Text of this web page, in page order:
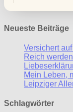
Neueste Beiträge
Versichert
Reich
Mein Leben,
Leipziger
Schlagwörter